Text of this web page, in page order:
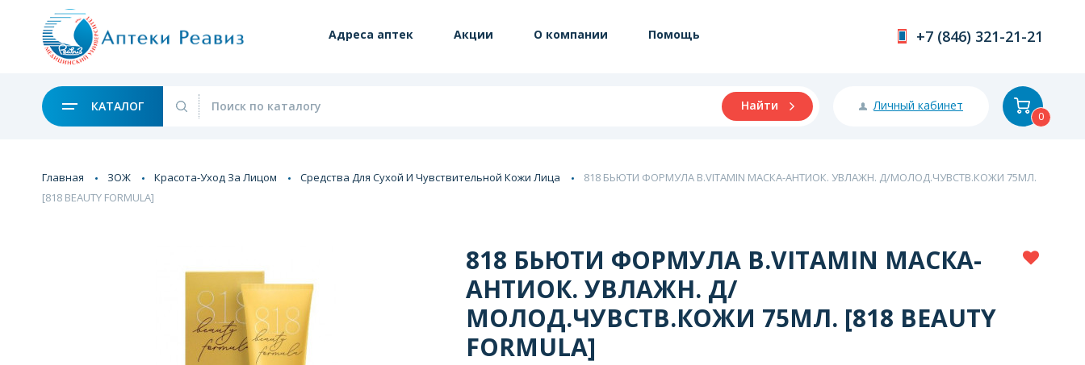
Адреса аптек Акции О компании Помощь +7 (846) 321-21-21
КАТАЛОГ Найти Личный кабинет
0
Главная ЗОЖ Красота-Уход За Лицом Средства Для Сухой И Чувствительной Кожи Лица
818 БЬЮТИ ФОРМУЛА B.VITAMIN МАСКА-АНТИОК. УВЛАЖН. Д/МОЛОД.ЧУВСТВ.КОЖИ 75МЛ.
[818 BEAUTY FORMULA]
818 БЬЮТИ ФОРМУЛА B.VITAMIN МАСКА-
АНТИОК. УВЛАЖН. Д/
МОЛОД.ЧУВСТВ.КОЖИ 75МЛ. [818 BEAUTY
FORMULA]